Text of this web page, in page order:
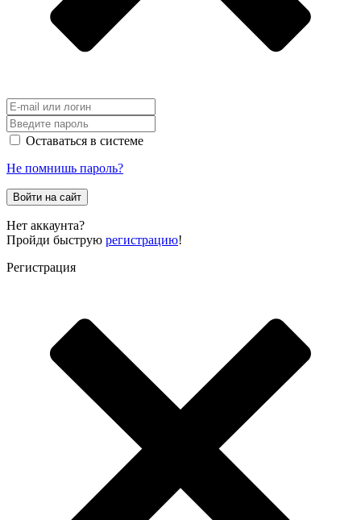
Оставаться в системе
Не помнишь пароль?
Войти на сайт
Нет аккаунта?
Пройди быструю регистрацию!
Регистрация